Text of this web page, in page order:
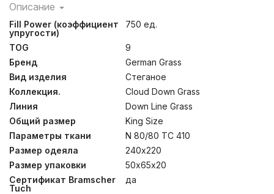
Описание
Изделия CLOUD DOWN GRASS — это симбиоз
уникальной технологии создания пуховых стеганных
изделий, разработанной специалистами ТМ German
Grass и консервативного строгого подхода к
процессу подбора комплектующих. Технология BOX-
QUILTING® позволяет создавать доступные по цене
стеганные пуховые одеяла, которые по многим
параметрам не уступают кассетным. Метод
минимизирует миграцию наполнителя наружу,
позволяя одеялу оставаться пышным весь срок
эксплуатации и даже продлевает его, снижая износ
ткани чехла. В товарах коллекции используются 100%
гусиный пух категории “Экстра” и пуходержащий
Сатин (Sateen Supersoft) нежного сливочного оттенка.
Конструкция ткани – Ne 80/80 TC 410, состоит из
смеси нитей TENCEL® и длинноволокнистого хлопка.
Подушки допускается стирать при температуре до
Fill Power (коэффициент
упругости)
750 ед.
TOG
9
Бренд
German Grass
Вид изделия
Стеганое
Коллекция.
Cloud Down Grass
Линия
Down Line Grass
Общий размер
King Size
Параметры ткани
N 80/80 TC 410
Размер одеяла
240х220
Размер упаковки
50х65х20
Сертификат Bramscher
Tuch
да